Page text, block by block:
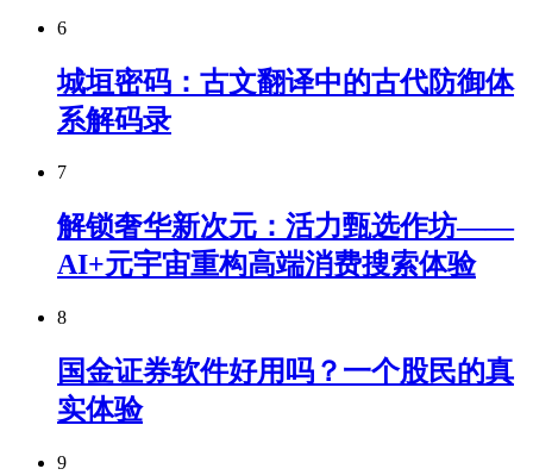
6
城垣密码：古文翻译中的古代防御体
系解码录
7
解锁奢华新次元：活力甄选作坊——
AI+元宇宙重构高端消费搜索体验
8
国金证券软件好用吗？一个股民的真
实体验
9